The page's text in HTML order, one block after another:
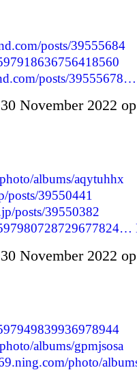
posts/39555684
posts/39555678…
November 2022
albums/aqytuhhx
posts/39550441
posts/39550382
November 2022
albums/gpmjsosa
photo/